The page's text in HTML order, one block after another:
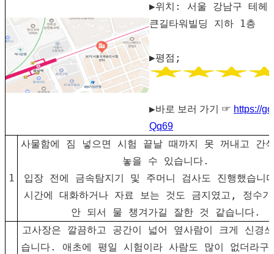
▶위치: 서울 강남구 테헤
큰길타워빌딩 지하 1층
▶평점;
▶바로 보러 가기 ☞ https://
Qq69
1
사물함에 짐 넣으면 시험 끝날 때까지 못 꺼내고 간
놓을 수 있습니다.
입장 전에 금속탐지기 및 주머니 검사도 진행했습니
시간에 대화하거나 자료 보는 것도 금지였고, 정수
안 되서 물 챙겨가길 잘한 것 같습니다.
고사장은 깔끔하고 공간이 넓어 옆사람이 크게 신경
습니다. 애초에 평일 시험이라 사람도 많이 없더라